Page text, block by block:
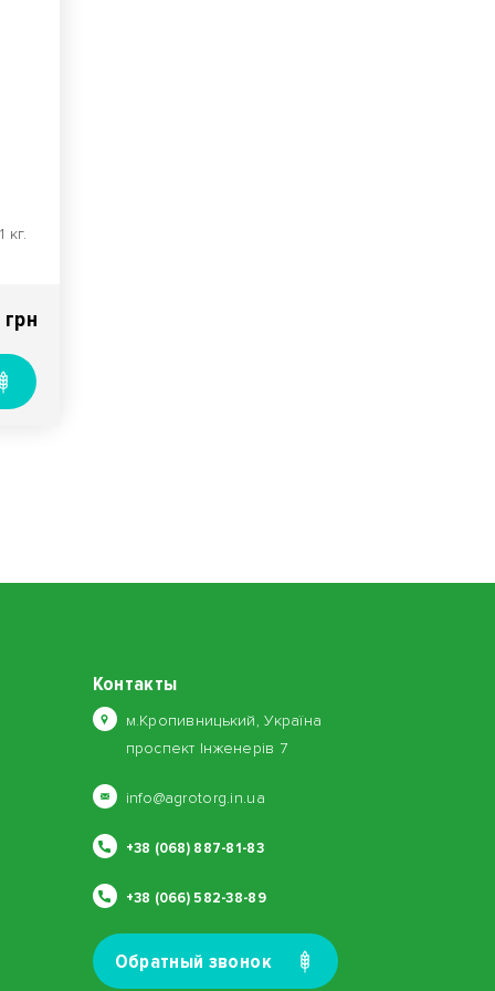
кг.
Контакты
м.Кропивницький, Україна
проспект Інженерів 7
info@agrotorg.in.ua
+38 (068) 887-81-83
+38 (066) 582-38-89
Обратный звонок